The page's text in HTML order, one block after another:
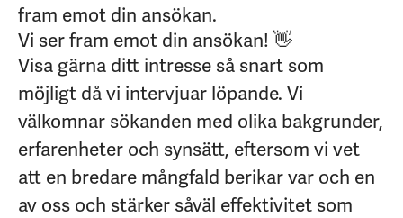
fram emot din ansökan.
Vi ser fram emot din ansökan! 👋
Visa gärna ditt intresse så snart som
möjligt då vi intervjuar löpande. Vi
välkomnar sökanden med olika bakgrunder,
erfarenheter och synsätt, eftersom vi vet
att en bredare mångfald berikar var och en
av oss och stärker såväl effektivitet som